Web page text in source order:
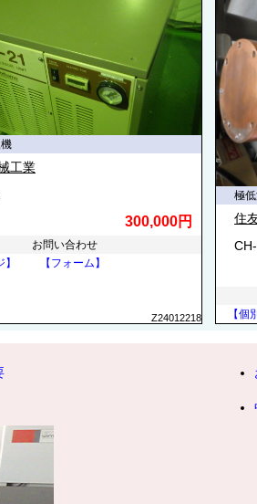
工業
300,000円
お問い合わせ
【フォーム】
Z24012218
極
住
【個